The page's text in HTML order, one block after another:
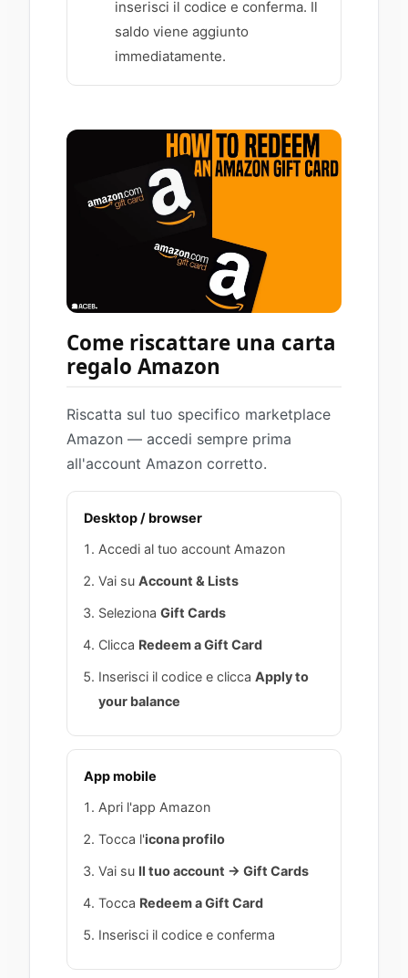
inserisci il codice e conferma. Il
saldo viene aggiunto
immediatamente.
Come riscattare una carta
regalo Amazon
Riscatta sul tuo specifico marketplace
Amazon — accedi sempre prima
all'account Amazon corretto.
Desktop / browser
Accedi al tuo account Amazon
Vai su Account & Lists
Seleziona Gift Cards
Clicca Redeem a Gift Card
Inserisci il codice e clicca Apply to
your balance
App mobile
Apri l'app Amazon
Tocca l'icona profilo
Vai su Il tuo account → Gift Cards
Tocca Redeem a Gift Card
Inserisci il codice e conferma